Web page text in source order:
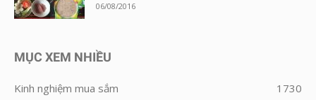
06/08/2016
MỤC XEM NHIỀU
Kinh nghiệm mua sắm
1730